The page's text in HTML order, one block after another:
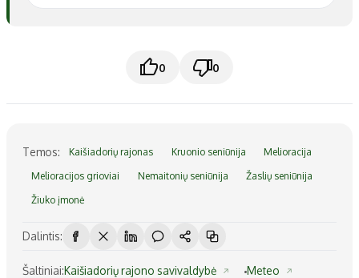
0 0
Temos: Kaišiadorių rajonas Kruonio seniūnija Melioracija
Melioracijos grioviai Nemaitonių seniūnija Žaslių seniūnija
Žiuko įmonė
Dalintis:
Šaltiniai:Kaišiadorių rajono savivaldybė Meteo